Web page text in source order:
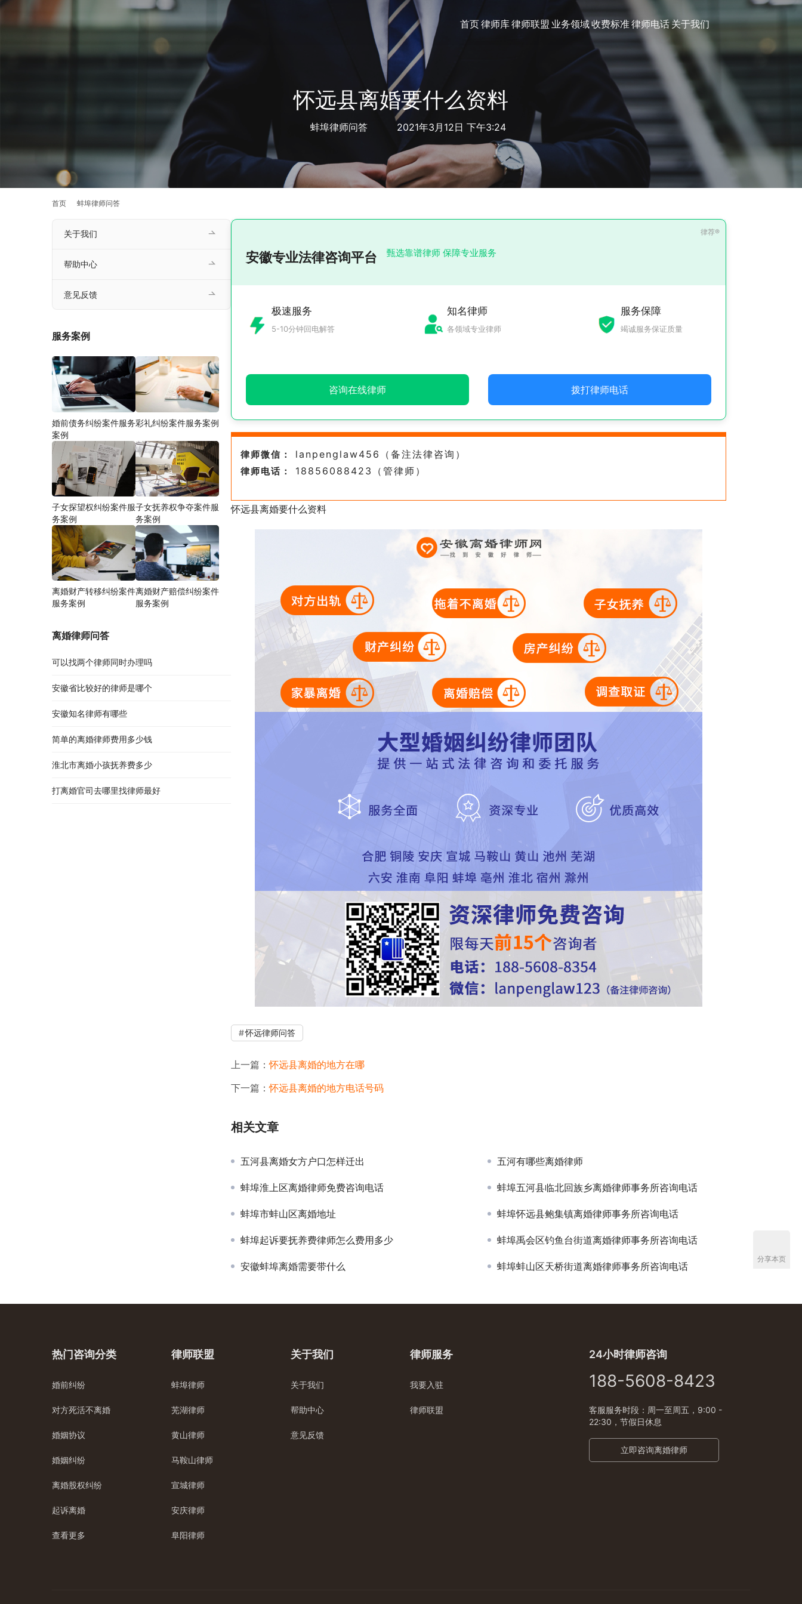
首页律师库律师联盟 业务领域收费标准律师电话关于我们
怀远县离婚要什么资料
蚌埠律师问答 2021年3月12日 下午3:24
首页 蚌埠律师问答
安徽专业法律咨询平台 甄选靠谱律师 保障专业服务
极速服务
5-10分钟回电解答
知名律师
各领域专业律师
服务保障
竭诚服务保证质量
咨询在线律师 拨打律师电话
律师微信： lanpenglaw456（备注法律咨询）
律师电话： 18856088423（管律师）
怀远县离婚要什么资料
怀远律师问答
上一篇：怀远县离婚的地方在哪
下一篇：怀远县离婚的地方电话号码
相关文章
五河县离婚女方户口怎样迁出 五河有哪些离婚律师
蚌埠淮上区离婚律师免费咨询电话 蚌埠五河县临北回族乡离婚律师事务所咨询电话
蚌埠市蚌山区离婚地址 蚌埠怀远县鲍集镇离婚律师事务所咨询电话
蚌埠起诉要抚养费律师怎么费用多少 蚌埠禹会区钓鱼台街道离婚律师事务所咨询电话
安徽蚌埠离婚需要带什么 蚌埠蚌山区天桥街道离婚律师事务所咨询电话
关于我们
帮助中心
意见反馈
服务案例
婚前债务纠纷案件服务
案例
彩礼纠纷案件服务案例
子女探望权纠纷案件服
务案例
子女抚养权争夺案件服
务案例
离婚财产转移纠纷案件
服务案例
离婚财产赔偿纠纷案件
服务案例
离婚律师问答
可以找两个律师同时办理吗
安徽省比较好的律师是哪个
安徽知名律师有哪些
简单的离婚律师费用多少钱
淮北市离婚小孩抚养费多少
打离婚官司去哪里找律师最好
热门咨询分类
婚前纠纷
对方死活不离婚
婚姻协议
婚姻纠纷
离婚股权纠纷
起诉离婚
查看更多
律师联盟
蚌埠律师
芜湖律师
黄山律师
马鞍山律师
宣城律师
安庆律师
阜阳律师
关于我们
关于我们
帮助中心
意见反馈
律师服务
我要入驻
律师联盟
24小时律师咨询
188-5608-8423
客服服务时段：周一至周五，9:00 -
22:30，节假日休息
立即咨询离婚律师
分享本页